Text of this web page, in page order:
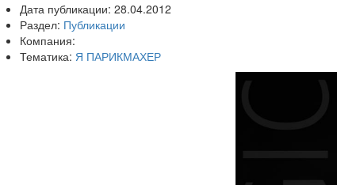
Дата публикации: 28.04.2012
Раздел: Публикации
Компания:
Тематика: Я ПАРИКМАХЕР